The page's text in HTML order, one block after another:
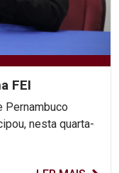
FEI
Pernambuco
nesta quarta-